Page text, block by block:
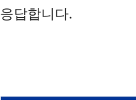
응답합니다.